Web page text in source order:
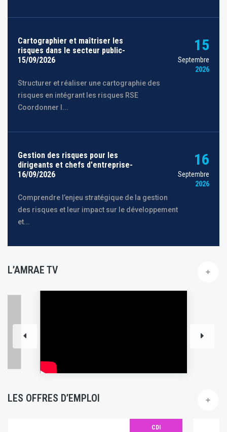
Cartographier et maîtriser les
risques dans le secteur public-
15/09/2026
Structurer et réaliser une cartographie des
risques en intégrant les risques RSE
Coordonner l...
15
Septembre
2026
Gestion des risques pour les
dirigeants et chefs d'entreprise-
16/09/2026
Comprendre l’enjeu stratégique de la gestion
des risques et leur impact sur le développement
et...
16
Septembre
2026
L’AMRAE TV
LES OFFRES D’EMPLOI
CDI